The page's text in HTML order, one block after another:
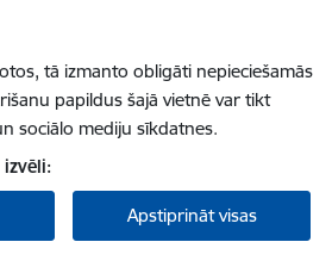
tā izmanto obligāti nepieciešamās
papildus šajā vietnē var tikt
sociālo mediju sīkdatnes.
izvēli:
Apstiprināt visas